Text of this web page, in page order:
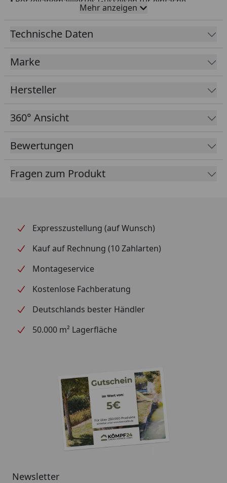
• 6,8 Liter Fassungsvermögen
• Der Deckel schließt die Feuchtigkeit ein
Grillrosten
Passend für: Gourmet BBQ System Grillroste für
Gasgrills. HINWEIS: Nur der Dutch Oven Sockel passt
Mehr anzeigen
Technische Daten
Marke
Hersteller
360° Ansicht
Bewertungen
Fragen zum Produkt
Expresszustellung (auf Wunsch)
Kauf auf Rechnung (10 Zahlarten)
Montageservice
Kostenlose Fachberatung
Deutschlands bester Händler
50.000 m² Lagerfläche
Newsletter